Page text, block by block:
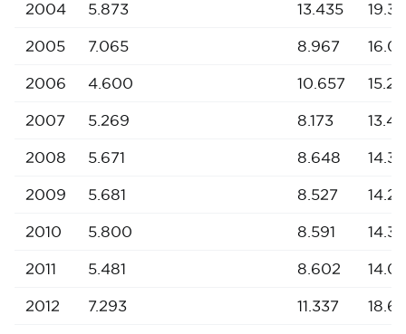
2004 5.873 13.435
2005 7.065 8.967
2006 4.600 10.657
2007 5.269 8.173
2008 5.671 8.648
2009 5.681 8.527
2010 5.800 8.591
2011 5.481 8.602
2012 7.293 11.337